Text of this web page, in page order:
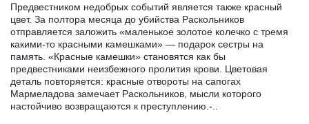
Предвестником недобрых событий является также красный
цвет. За полтора месяца до убийства Раскольников
отправляется заложить «маленькое золотое колечко с тремя
какими-то красными камешками» — подарок сестры на
память. «Красные камешки» становятся как бы
предвестниками неизбежного пролития крови. Цветовая
деталь повторяется: красные отвороты на сапогах
Мармеладова замечает Раскольников, мысли которого
настойчиво возвращаются к преступлению.-..